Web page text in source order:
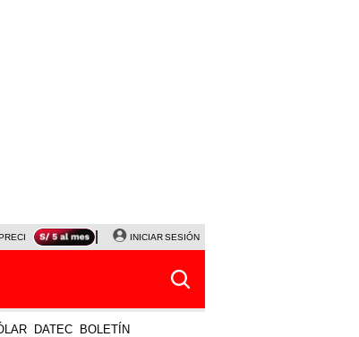
DEL DÓLAR CORTE DE LUZ VIERNES 7 DE AGOSTO
INICIAR SESIÓN
DATEC BOLETÍN